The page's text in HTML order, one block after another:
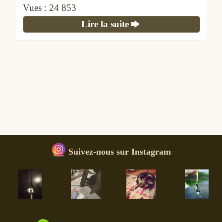
Vues : 24 853
Lire la suite
Suivez-nous sur Instagram